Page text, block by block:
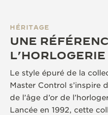
HÉRITAGE
UNE
Le style épuré de la
Master Control s’inspire
de l’âge d’or de
Lancée en 1992, cette